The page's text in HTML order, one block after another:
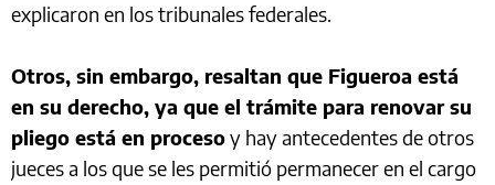
explicaron en los tribunales federales.
Otros, sin embargo, resaltan que Figueroa está
en su derecho, ya que el trámite para renovar su
pliego está en procesoy hay antecedentes de otros
jueces a los que se les permitió permanecer en el cargo